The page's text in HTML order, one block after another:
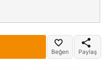
Beğen Paylaş